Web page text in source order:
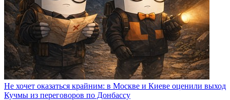
Не хочет оказаться крайним: в Москве и Киеве оценили выход
Кучмы из переговоров по Донбассу